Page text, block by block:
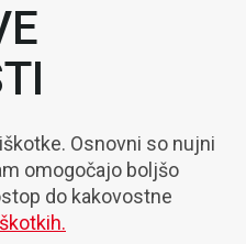
Osnovni so nujni
omogočajo boljšo
do kakovostne